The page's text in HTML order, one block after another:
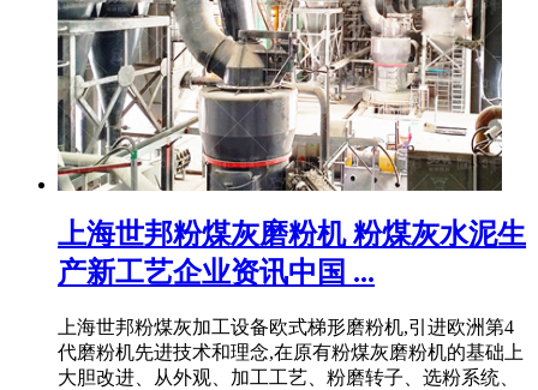
上海世邦粉煤灰磨粉机 粉煤灰水泥生
产新工艺企业资讯中国 ...
上海世邦粉煤灰加工设备欧式梯形磨粉机,引进欧洲第4
代磨粉机先进技术和理念,在原有粉煤灰磨粉机的基础上
大胆改进、从外观、加工工艺、粉磨转子、选粉系统、